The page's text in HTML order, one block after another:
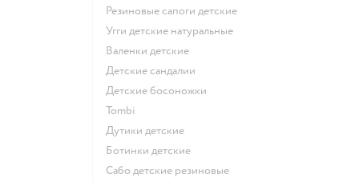
Резиновые сапоги детские
Угги детские натуральные
Валенки детские
Детские сандалии
Детские босоножки
Tombi
Дутики детские
Ботинки детские
Сабо детские резиновые